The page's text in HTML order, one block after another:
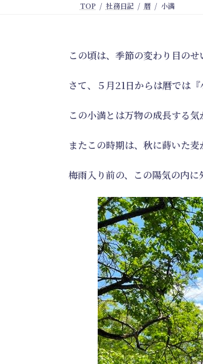
TOP 社務日記 暦 小満
この頃は、季節の変わり目の
さて、５月21日からは暦では
この小満とは万物の成長する
またこの時期は、秋に蒔いた麦
梅雨入り前の、この陽気の内